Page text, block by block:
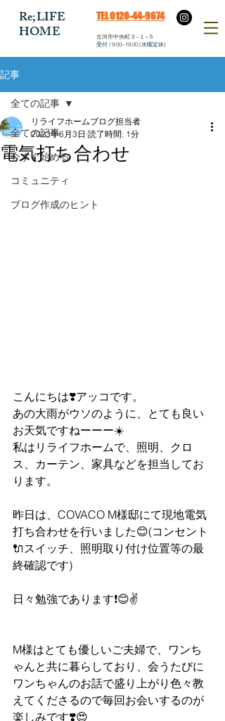
​Re;LIFE
HOME
​TEL 0120-44-9674
​古河市中央町３−１−５
​受付 / 9:00~18:00 (水曜定休)
記事
全ての記事
今すぐ始める
コミュニティ
ブログ作成のヒント
全ての記事
電気打ち合わせ
リライフホームブログ担当者
2023年6月3日 読了時間: 1分
こんにちは❣️アッコです。
あの大雨がウソのように、とても良い
お天気ですねーーー☀️
私はリライフホームで、照明、クロ
ス、カーテン、家具などを担当してお
ります。
昨日は、COVACO M様邸にて現地電気
打ち合わせを行いました😊(コンセント
🔌スイッチ、照明取り付け位置等の最
終確認です)
日々勉強であります❗️😊✌️
M様はとても優しいご夫婦で、ワンち
ゃんと共に暮らしており、会うたびに
ワンちゃんのお話で盛り上がり色々教
えてくださるので毎回お会いするのが
楽しみです❣️😍